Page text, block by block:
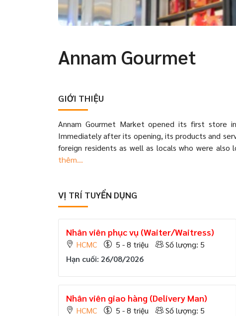
Annam Gourmet
GIỚI THIỆU
Annam Gourmet Market opened its first store
Immediately after its opening, its products and
foreign residents as well as locals who were
thêm...
VỊ TRÍ TUYỂN DỤNG
Nhân viên phục vụ (Waiter/Waitress)
HCMC 5 - 8 triệu
Số lượng: 5
Hạn cuối: 26/08/2026
Nhân viên giao hàng (Delivery Man)
HCMC 5 - 8 triệu
Số lượng: 5